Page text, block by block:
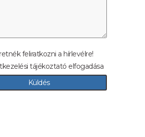
feliratkozni a hírlevélre!
tájékoztató elfogadása